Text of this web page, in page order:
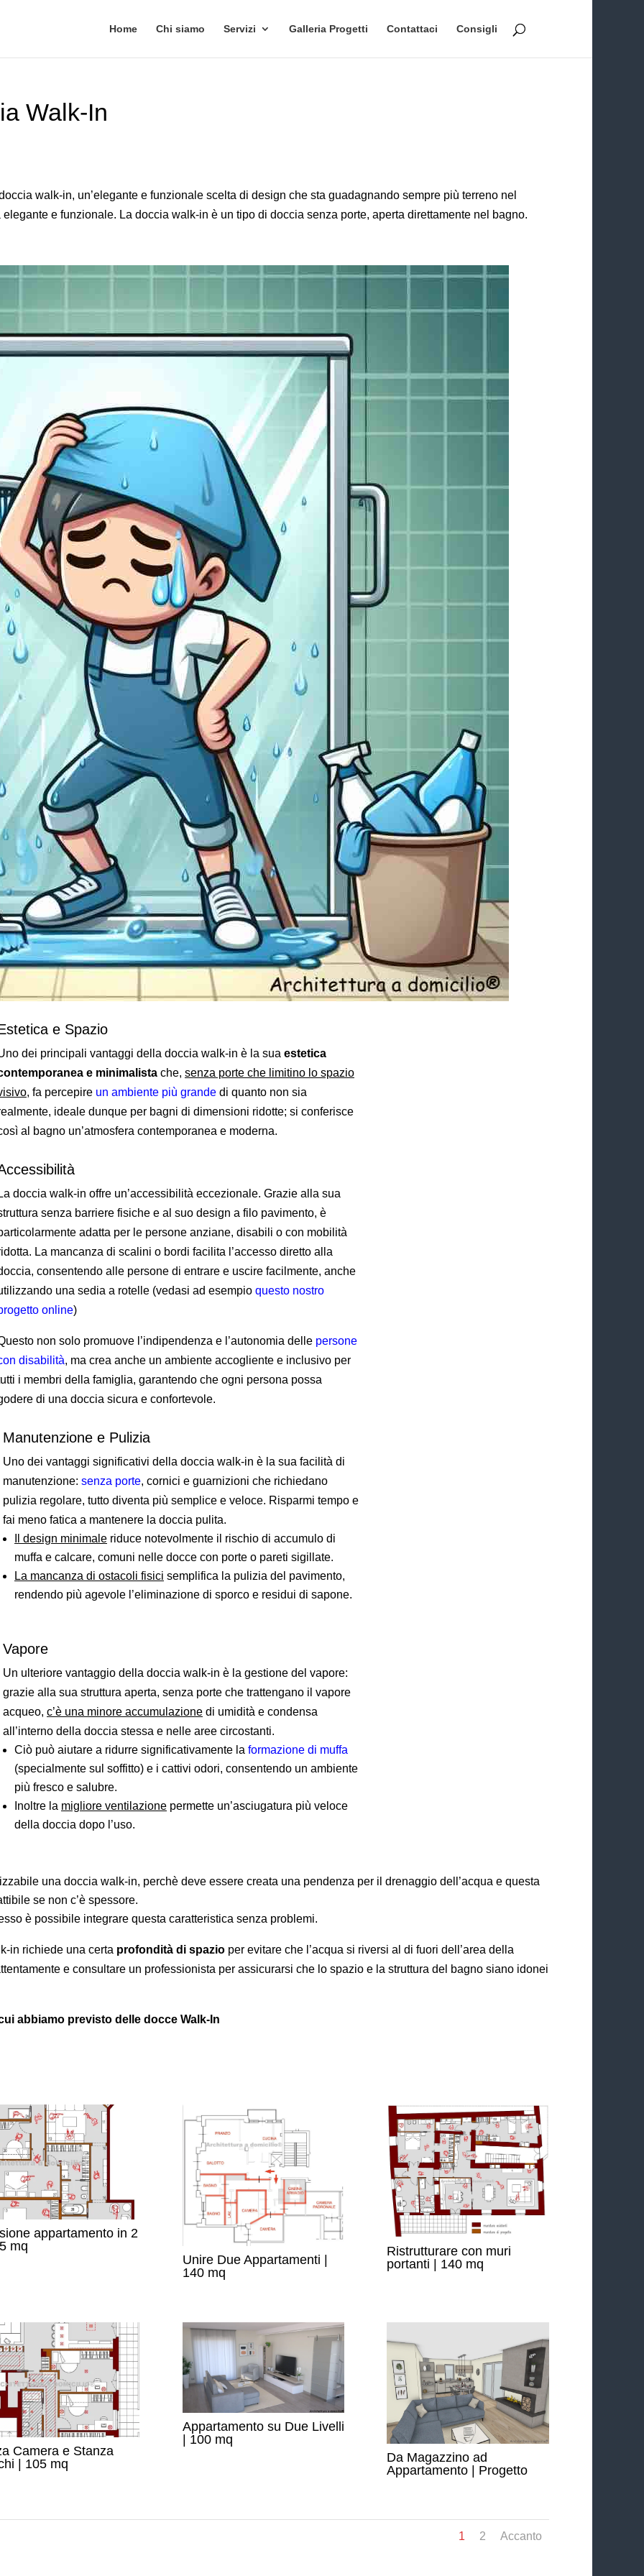
Home Chi siamo Servizi Galleria Progetti Contattaci Consigli
Walk-In
walk-in, un’elegante e funzionale scelta di design che sta guadagnando sempre più terreno nel
elegante e funzionale. La doccia walk-in è un tipo di doccia senza porte, aperta direttamente nel bagno.
e Spazio
dei principali vantaggi della doccia walk-in è la sua estetica
e minimalista che, senza porte che limitino lo spazio
, fa percepire un ambiente più grande di quanto non sia
ideale dunque per bagni di dimensioni ridotte; si conferisce
al bagno un’atmosfera contemporanea e moderna.
doccia walk-in offre un’accessibilità eccezionale. Grazie alla sua
senza barriere fisiche e al suo design a filo pavimento, è
adatta per le persone anziane, disabili o con mobilità
La mancanza di scalini o bordi facilita l’accesso diretto alla
consentendo alle persone di entrare e uscire facilmente, anche
una sedia a rotelle (vedasi ad esempio questo nostro
online)
non solo promuove l’indipendenza e l’autonomia delle persone
disabilità, ma crea anche un ambiente accogliente e inclusivo per
i membri della famiglia, garantendo che ogni persona possa
di una doccia sicura e confortevole.
Manutenzione e Pulizia
Uno dei vantaggi significativi della doccia walk-in è la sua facilità di
manutenzione: senza porte, cornici e guarnizioni che richiedano
pulizia regolare, tutto diventa più semplice e veloce. Risparmi tempo e
fai meno fatica a mantenere la doccia pulita.
Il design minimale riduce notevolmente il rischio di accumulo di
muffa e calcare, comuni nelle docce con porte o pareti sigillate.
La mancanza di ostacoli fisici semplifica la pulizia del pavimento,
rendendo più agevole l’eliminazione di sporco e residui di sapone.
Vapore
Un ulteriore vantaggio della doccia walk-in è la gestione del vapore:
grazie alla sua struttura aperta, senza porte che trattengano il vapore
acqueo, c’è una minore accumulazione di umidità e condensa
all’interno della doccia stessa e nelle aree circostanti.
Ciò può aiutare a ridurre significativamente la formazione di muffa
(specialmente sul soffitto) e i cattivi odori, consentendo un ambiente
più fresco e salubre.
Inoltre la migliore ventilazione permette un’asciugatura più veloce
della doccia dopo l’uso.
una doccia walk-in, perchè deve essere creata una pendenza per il drenaggio dell’acqua e questa
se non c’è spessore.
è possibile integrare questa caratteristica senza problemi.
in richiede una certa profondità di spazio per evitare che l’acqua si riversi al di fuori dell’area della
e consultare un professionista per assicurarsi che lo spazio e la struttura del bagno siano idonei
abbiamo previsto delle docce Walk-In
appartamento in 2
mq
Unire Due Appartamenti |
140 mq
Ristrutturare con muri
portanti | 140 mq
Camera e Stanza
| 105 mq
Appartamento su Due Livelli
| 100 mq
Da Magazzino ad
Appartamento | Progetto
1 2 Accanto